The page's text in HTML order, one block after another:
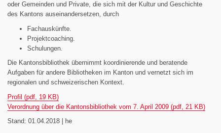
oder Gemeinden und Private, die sich mit der Kultur und Geschichte
des Kantons auseinandersetzen, durch
Fachauskünfte.
Projektcoaching.
Schulungen.
Die Kantonsbibliothek übernimmt koordinierende und beratende
Aufgaben für andere Bibliotheken im Kanton und vernetzt sich im
regionalen und schweizerischen Kontext.
Profil (pdf, 19 KB)
Verordnung über die Kantonsbibliothek vom 7. April 2009 (pdf, 21 KB)
Stand: 01.04.2018 | he